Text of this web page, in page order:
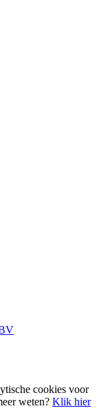
cookies voor
weten? Klik hier